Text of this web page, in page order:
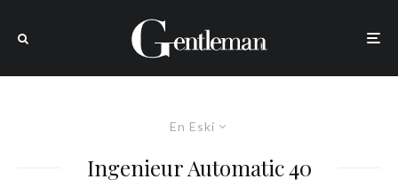
En Eski
Ingenieur Automatic 40